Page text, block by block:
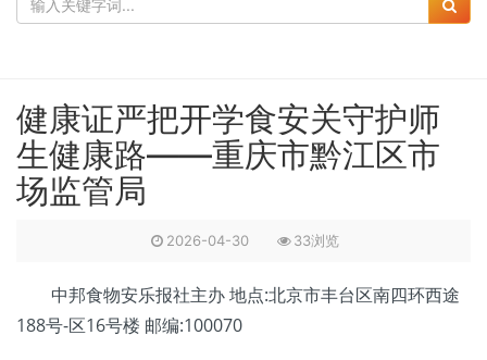
健康证严把开学食安关守护师
生健康路——重庆市黔江区市
场监管局
2026-04-30 33浏览
中邦食物安乐报社主办 地点:北京市丰台区南四环西途
188号-区16号楼 邮编:100070